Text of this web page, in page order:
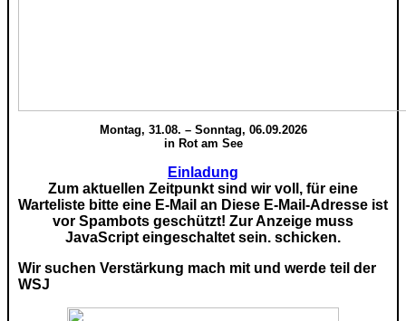
Montag, 31.08. – Sonntag, 06.09.2026
in Rot am See
Einladung
Zum aktuellen Zeitpunkt sind wir voll, für eine
Warteliste bitte eine E-Mail an Diese E-Mail-Adresse ist
vor Spambots geschützt! Zur Anzeige muss
JavaScript eingeschaltet sein. schicken.
Wir suchen Verstärkung mach mit und werde teil der
WSJ